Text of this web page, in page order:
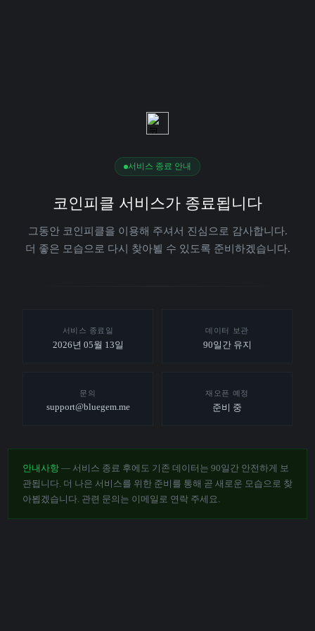
서비스 종료 안내
코인피클 서비스가 종료됩니다
그동안 코인피클을 이용해 주셔서 진심으로 감사합니다.
더 좋은 모습으로 다시 찾아뵐 수 있도록 준비하겠습니다.
서비스 종료일
2026년 05월 13일
데이터 보관
90일간 유지
문의
support@bluegem.me
재오픈 예정
준비 중
안내사항 — 서비스 종료 후에도 기존 데이터는 90일간 안전하게 보
관됩니다. 더 나은 서비스를 위한 준비를 통해 곧 새로운 모습으로 찾
아뵙겠습니다. 관련 문의는 이메일로 연락 주세요.